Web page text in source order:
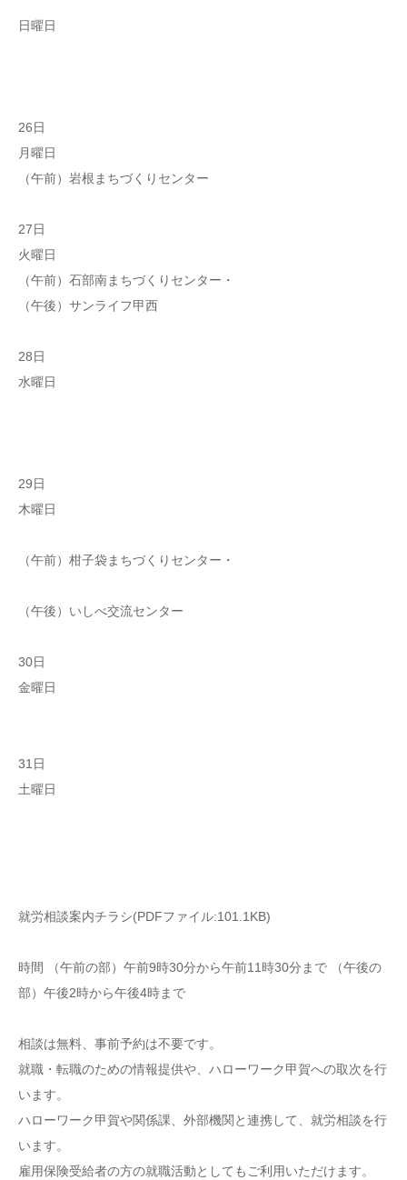
日曜日
26日
月曜日
（午前）岩根まちづくりセンター
27日
火曜日
（午前）石部南まちづくりセンター・
（午後）サンライフ甲西
28日
水曜日
29日
木曜日
（午前）柑子袋まちづくりセンター・
（午後）いしべ交流センター
30日
金曜日
31日
土曜日
就労相談案内チラシ(PDFファイル:101.1KB)
時間 （午前の部）午前9時30分から午前11時30分まで （午後の
部）午後2時から午後4時まで
相談は無料、事前予約は不要です。
就職・転職のための情報提供や、ハローワーク甲賀への取次を行
います。
ハローワーク甲賀や関係課、外部機関と連携して、就労相談を行
います。
雇用保険受給者の方の就職活動としてもご利用いただけます。